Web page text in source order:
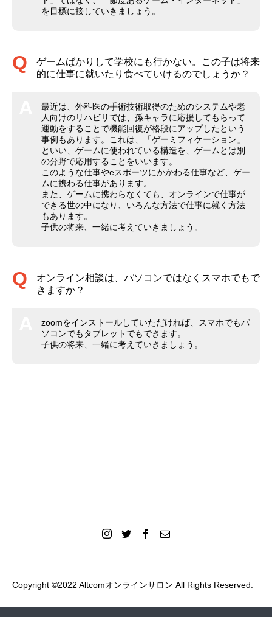
を目標に接していきましょう。
ゲームばかりして学校にも行かない。この子は将来
的に仕事に就いたり食べていけるのでしょうか？
最近は、外科医の手術技術取得のためのシステムや老
人向けのリハビリでは、孫キャラに応援してもらって
運動をすることで機能回復が格段にアップしたという
事例もあります。これは、「ゲーミフィケーション」
といい、ゲームに使われている構造を、ゲームとは別
の分野で応用することをいいます。
このような仕事やeスポーツにかかわる仕事など、ゲー
ムに携わる仕事があります。
また、ゲームに携わらなくても、オンラインで仕事が
できる世の中になり、いろんな方法で仕事に就く方法
もあります。
子供の将来、一緒に考えていきましょう。
オンライン相談は、パソコンではなくスマホでもで
きますか？
zoomをインストールしていただければ、スマホでもパ
ソコンでもタブレットでもできます。
子供の将来、一緒に考えていきましょう。
Copyright ©2022 ︎Altcomオンラインサロン All Rights Reserved.